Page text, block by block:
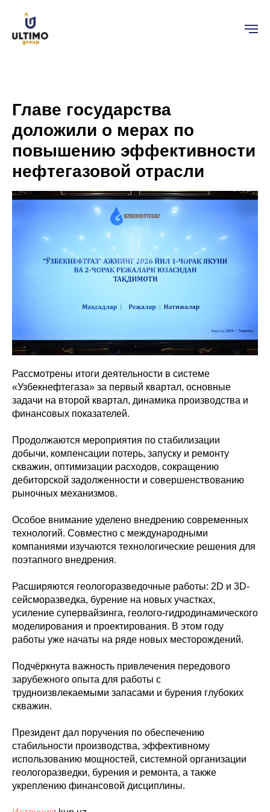
Главе государства
доложили о мерах по
повышению эффективности
нефтегазовой отрасли
Рассмотрены итоги деятельности в системе
«Узбекнефтегаза» за первый квартал, основные
задачи на второй квартал, динамика производства и
финансовых показателей.
Продолжаются мероприятия по стабилизации
добычи, компенсации потерь, запуску и ремонту
скважин, оптимизации расходов, сокращению
дебиторской задолженности и совершенствованию
рыночных механизмов.
Особое внимание уделено внедрению современных
технологий. Совместно с международными
компаниями изучаются технологические решения для
поэтапного внедрения.
Расширяются геологоразведочные работы: 2D и 3D-
сейсморазведка, бурение на новых участках,
усиление супервайзинга, геолого-гидродинамического
моделирования и проектирования. В этом году
работы уже начаты на ряде новых месторождений.
Подчёркнута важность привлечения передового
зарубежного опыта для работы с
трудноизвлекаемыми запасами и бурения глубоких
скважин.
Президент дал поручения по обеспечению
стабильности производства, эффективному
использованию мощностей, системной организации
геологоразведки, бурения и ремонта, а также
укреплению финансовой дисциплины.